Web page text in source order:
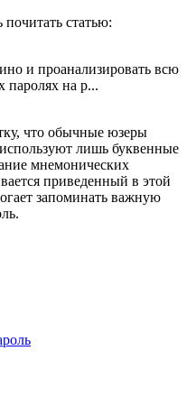
статью:
и проанализировать всю
паролях на р...
что обычные юзеры
лишь буквенные
мнемонических
приведенный в этой
запоминать важную